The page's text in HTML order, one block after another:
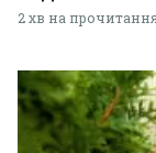
2 хв на